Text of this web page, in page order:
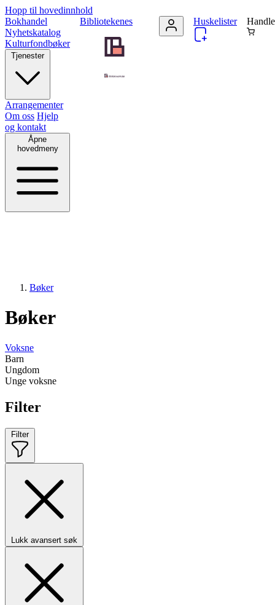
Hopp til hovedinnhold
Bibliotekenes
Bokhandel
Nyhetskatalog
Kulturfondbøker
Tjenester
Arrangementer
Om oss Hjelp
og kontakt
Åpne
hovedmeny
Huskelister
Bøker
Bøker
Voksne
Barn
Ungdom
Unge voksne
Filter
Filter
Lukk avansert søk